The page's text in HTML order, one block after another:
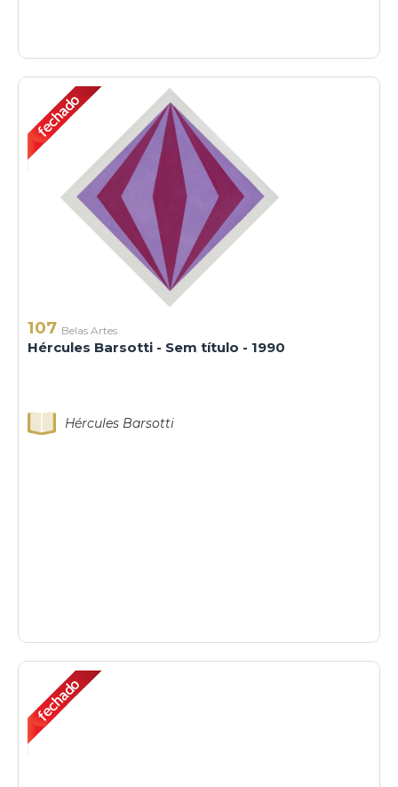
107 Belas Artes
Hércules Barsotti - Sem título - 1990
Hércules Barsotti